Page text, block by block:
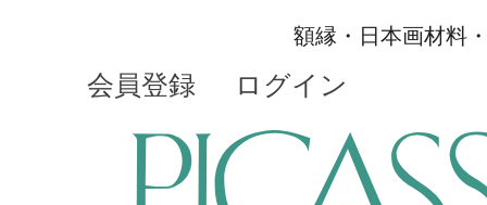
額縁・日本画材料
会員登録 ログイン